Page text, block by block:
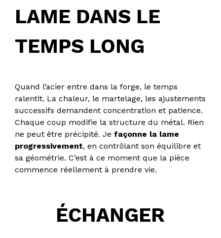
LAME DANS LE
TEMPS LONG
Quand l’acier entre dans la forge, le temps
ralentit. La chaleur, le martelage, les ajustements
successifs demandent concentration et patience.
Chaque coup modifie la structure du métal. Rien
ne peut être précipité. Je façonne la lame
progressivement, en contrôlant son équilibre et
sa géométrie. C’est à ce moment que la pièce
commence réellement à prendre vie.
ÉCHANGER